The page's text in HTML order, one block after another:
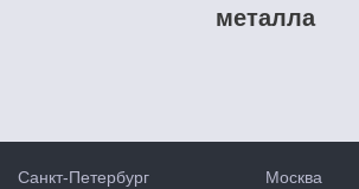
металла
Санкт-Петербург Москва